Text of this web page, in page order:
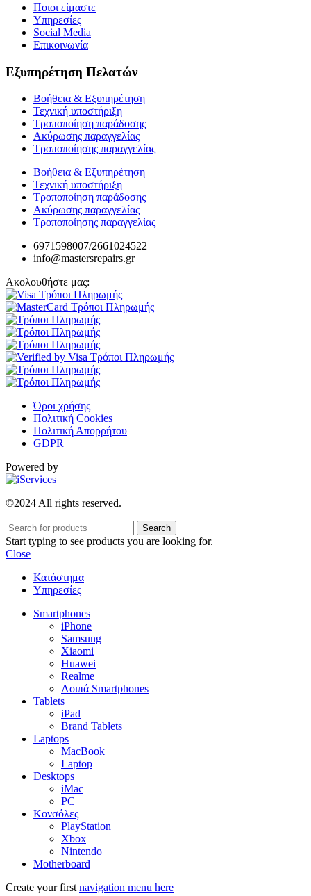
Ποιοι είμαστε
Υπηρεσίες
Social Media
Επικοινωνία
Εξυπηρέτηση Πελατών
Βοήθεια & Εξυπηρέτηση
Τεχνική υποστήριξη
Τροποποίηση παράδοσης
Ακύρωσης παραγγελίας
Τροποποίησης παραγγελίας
Βοήθεια & Εξυπηρέτηση
Τεχνική υποστήριξη
Τροποποίηση παράδοσης
Ακύρωσης παραγγελίας
Τροποποίησης παραγγελίας
6971598007/2661024522
info@mastersrepairs.gr
Ακολουθήστε μας:
Όροι χρήσης
Πολιτική Cookies
Πολιτική Απορρήτου
GDPR
Powered by
©2024 All rights reserved.
Search
Start typing to see products you are looking for.
Close
Κατάστημα
Υπηρεσίες
Smartphones
iPhone
Samsung
Xiaomi
Huawei
Realme
Λοιπά Smartphones
Tablets
iPad
Brand Tablets
Laptops
MacBook
Laptop
Desktops
iMac
PC
Κονσόλες
PlayStation
Xbox
Nintendo
Motherboard
Create your first navigation menu here